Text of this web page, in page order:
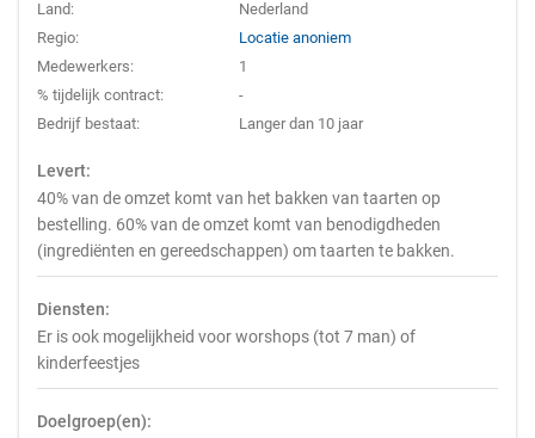
Land:
Nederland
Regio:
Locatie anoniem
Medewerkers:
1
% tijdelijk contract:
-
Bedrijf bestaat:
Langer dan 10 jaar
Levert:
40% van de omzet komt van het bakken van taarten op
bestelling. 60% van de omzet komt van benodigdheden
(ingrediënten en gereedschappen) om taarten te bakken.
Diensten:
Er is ook mogelijkheid voor worshops (tot 7 man) of
kinderfeestjes
Doelgroep(en):